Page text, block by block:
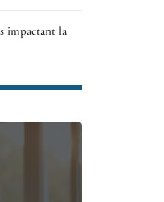
impactant la